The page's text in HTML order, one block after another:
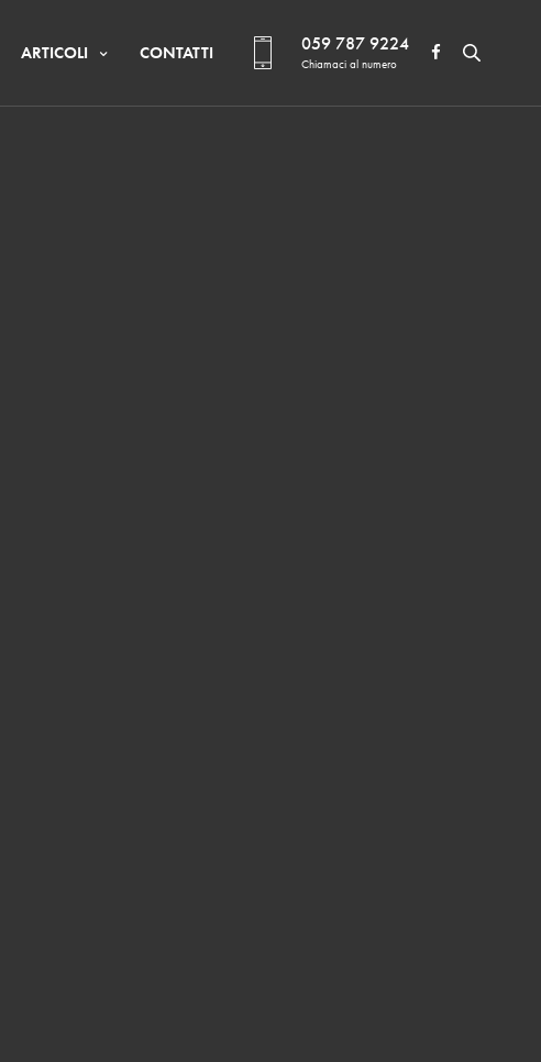
ARTICOLI CONTATTI 059 787 9224
Chiamaci al numero